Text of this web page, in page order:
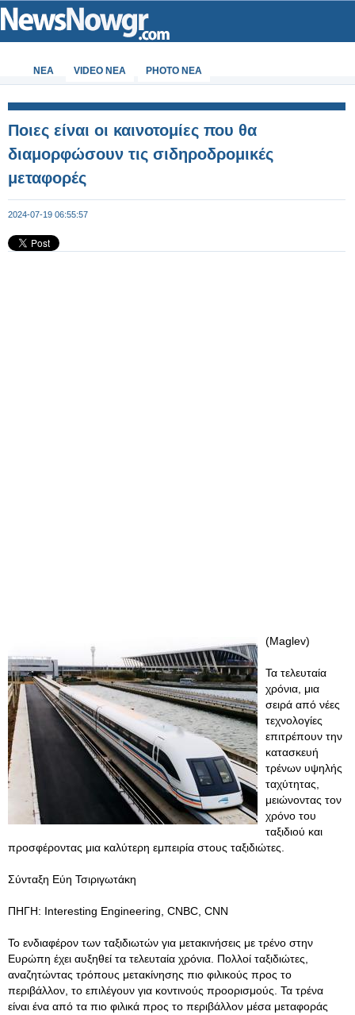
ΝΕΑ VIDEO NEA PHOTO NEA
Ποιες είναι οι καινοτομίες που θα
διαμορφώσουν τις σιδηροδρομικές
μεταφορές
2024-07-19 06:55:57
(Maglev)
Τα τελευταία
χρόνια, μια
σειρά από νέες
τεχνολογίες
επιτρέπουν την
κατασκευή
τρένων υψηλής
ταχύτητας,
μειώνοντας τον
χρόνο του
ταξιδιού και
προσφέροντας μια καλύτερη εμπειρία στους ταξιδιώτες.
Σύνταξη Εύη Τσιριγωτάκη
ΠΗΓΗ: Interesting Engineering, CNBC, CNN
Το ενδιαφέρον των ταξιδιωτών για μετακινήσεις με τρένο στην
Ευρώπη έχει αυξηθεί τα τελευταία χρόνια. Πολλοί ταξιδιώτες,
αναζητώντας τρόπους μετακίνησης πιο φιλικούς προς το
περιβάλλον, το επιλέγουν για κοντινούς προορισμούς. Τα τρένα
είναι ένα από τα πιο φιλικά προς το περιβάλλον μέσα μεταφοράς